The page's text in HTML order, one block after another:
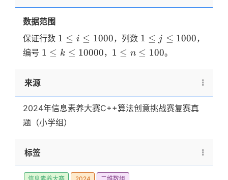
数据范围
保证行数 1 \le
i \le
1000
1 ≤ i ≤ 1000，列数 1 \le
j \le
1000
1 ≤ j ≤ 1000，
编号 1\le k
1 ≤ k ≤ 10000， 1
100
1 ≤ n ≤ 100。
来源
2024年信息素养大赛C++算法创意挑战赛复赛真
题（小学组）
标签